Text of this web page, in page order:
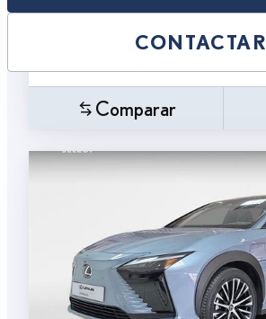
CONTACTAR
Comparar